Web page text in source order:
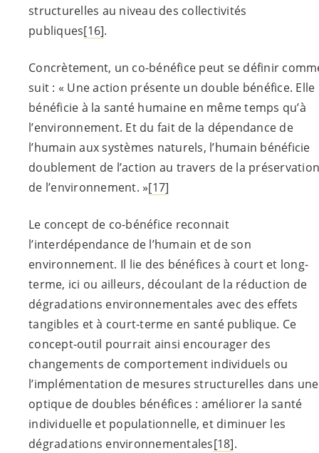
structurelles au niveau des collectivités
publiques[16].
Concrètement, un co-bénéfice peut se définir
suit : « Une action présente un double bénéfice. Elle
bénéficie à la santé humaine en même temps qu’à
l’environnement. Et du fait de la dépendance de
l’humain aux systèmes naturels, l’humain bénéficie
doublement de l’action au travers de la préservation
de l’environnement. »[17]
Le concept de co-bénéfice reconnait
l’interdépendance de l’humain et de son
environnement. Il lie des bénéfices à court et long-
terme, ici ou ailleurs, découlant de la réduction de
dégradations environnementales avec des effets
tangibles et à court-terme en santé publique. Ce
concept-outil pourrait ainsi encourager des
changements de comportement individuels ou
l’implémentation de mesures structurelles dans une
optique de doubles bénéfices : améliorer la santé
individuelle et populationnelle, et diminuer les
dégradations environnementales[18].